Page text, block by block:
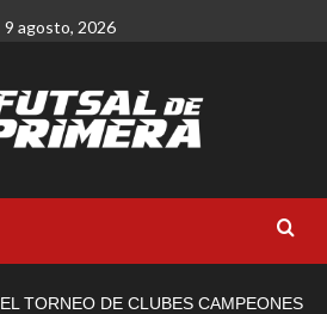
9 agosto, 2026
EL TORNEO DE CLUBES CAMPEONES